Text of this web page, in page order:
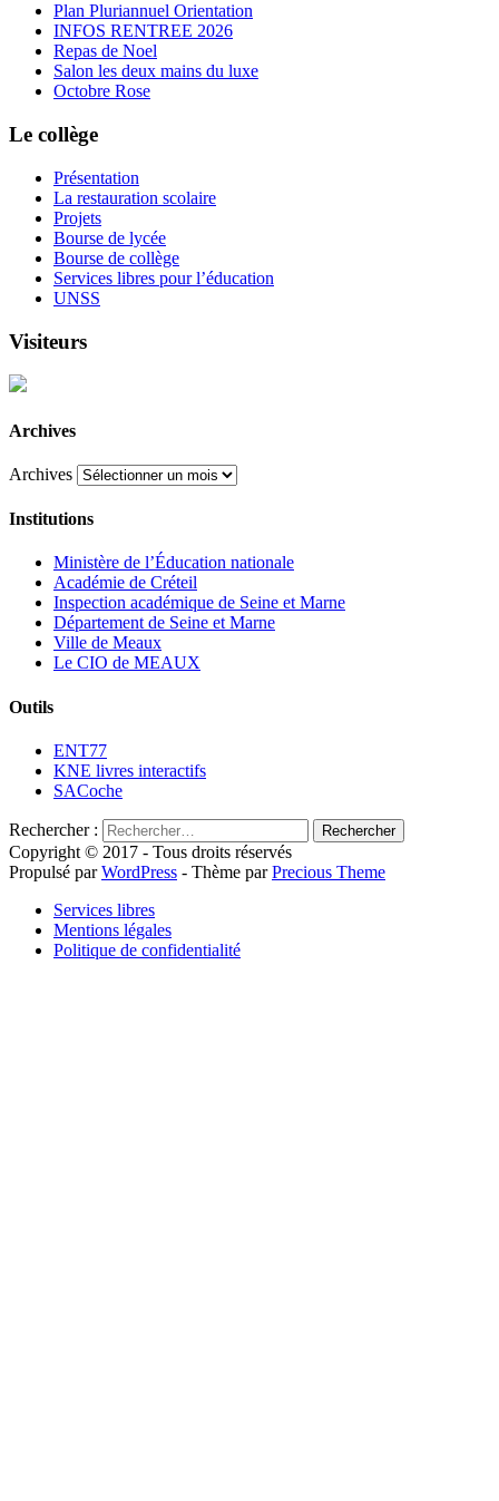
Plan Pluriannuel Orientation
INFOS RENTREE 2026
Repas de Noel
Salon les deux mains du luxe
Octobre Rose
Le collège
Présentation
La restauration scolaire
Projets
Bourse de lycée
Bourse de collège
Services libres pour l’éducation
UNSS
Visiteurs
Archives
Archives
Institutions
Ministère de l’Éducation nationale
Académie de Créteil
Inspection académique de Seine et Marne
Département de Seine et Marne
Ville de Meaux
Le CIO de MEAUX
Outils
ENT77
KNE livres interactifs
SACoche
Rechercher :
Copyright © 2017 - Tous droits réservés
Propulsé parWordPress - Thème parPrecious Theme
Services libres
Mentions légales
Politique de confidentialité